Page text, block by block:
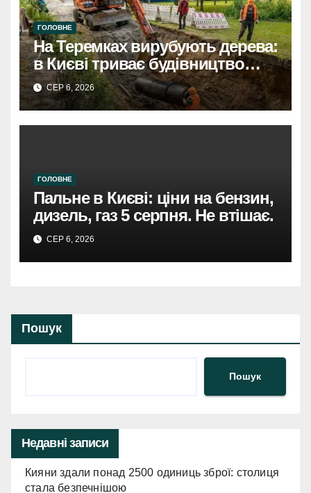
ГОЛОВНЕ
На Теремках вирубують дерева:
в Києві триває будівництво
теплотраси
СЕР 6, 2026
ГОЛОВНЕ
Пальне в Києві: ціни на бензин,
дизель, газ 5 серпня. Не втішає.
СЕР 6, 2026
Пошук
Пошук
Недавні записи
Кияни здали понад 2500 одиниць зброї: столиця
стала безпечнішою